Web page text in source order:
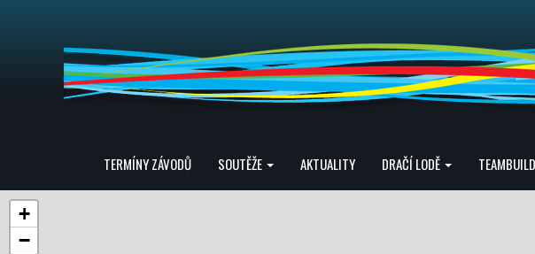
TERMÍNY ZÁVODŮ SOUTĚŽE AKTUALITY DRAČÍ LODĚ
+
−